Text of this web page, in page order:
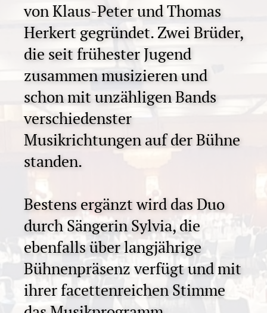
von Klaus-Peter und Thomas
Herkert gegründet. Zwei Brüder,
die seit frühester Jugend
zusammen musizieren und
schon mit unzähligen Bands
verschiedenster
Musikrichtungen auf der Bühne
standen.
Bestens ergänzt wird das Duo
durch Sängerin Sylvia, die
ebenfalls über langjährige
Bühnenpräsenz verfügt und mit
ihrer facettenreichen Stimme